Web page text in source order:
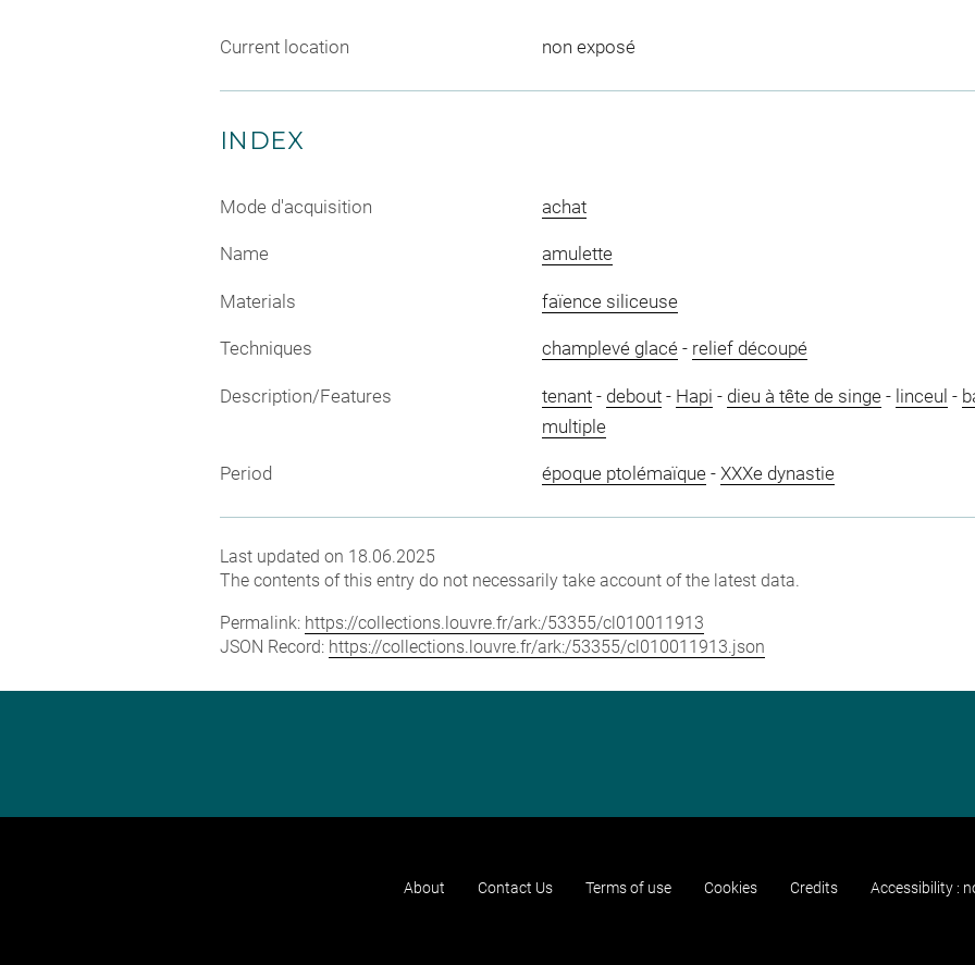
Current location non exposé
INDEX
Mode d'acquisition achat
Name amulette
Materials faïence siliceuse
Techniques champlevé glacé- relief découpé
Description/Features tenant- debout- Hapi - dieu à tête de singe- linceul -
multiple
Period époque ptolémaïque- XXXe dynastie
Last updated on 18.06.2025
The contents of this entry do not necessarily take account of the latest data.
Permalink: https://collections.louvre.fr/ark:/53355/cl010011913
JSON Record: https://collections.louvre.fr/ark:/53355/cl010011913.json
About Contact Us Terms of use Cookies Credits Accessibility :